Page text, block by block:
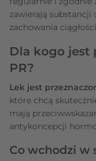
zawierają substancji
zachowania
Dla kogo jest
PR?
Lek jest
które chcą
mają
antykoncepcji
Co wchodzi w